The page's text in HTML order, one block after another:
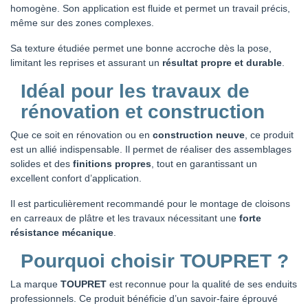
homogène. Son application est fluide et permet un travail précis,
même sur des zones complexes.
Sa texture étudiée permet une bonne accroche dès la pose,
limitant les reprises et assurant un résultat propre et durable
Idéal pour les travaux de
rénovation et construction
Que ce soit en rénovation ou en construction neuve , ce produit
est un allié indispensable. Il permet de réaliser des assemblages
solides et des finitions propres , tout en garantissant un
excellent confort d’application.
Il est particulièrement recommandé pour le montage de cloisons
en carreaux de plâtre et les travaux nécessitant une forte
résistance mécanique
Pourquoi choisir TOUPRET ?
La marque TOUPRET est reconnue pour la qualité de ses enduits
professionnels. Ce produit bénéficie d’un savoir-faire éprouvé